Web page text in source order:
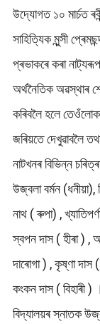
উদ্যোগত ১০ মাৰ্চত
সাহিত্যিক মুন্সী
প্ৰভাকৰে কৰা
অৰ্থনৈতিক অৱস্থাৰ
কৰিবলৈ হলে
জৰিয়তে দেখুৱাবলৈ
নাটখনৰ বিভিন্ন
উজ্বলা বৰ্মন
নাথ ( ৰুপা) ,
স্বপন দাস ( হীৰা ) ,
দাৰোগা ) , কৃষ্ণা
কংকন দাস ( বিহাৰী )
বিদ্যালয়ৰ স্নাতক